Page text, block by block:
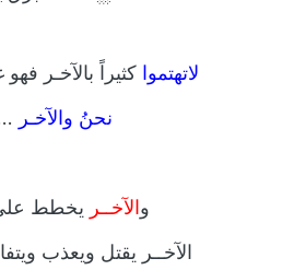
لاتهتمواكثيراً بالآخـر
نحنُ والآخـر !
والآخــر يخطط على
الآخــر يقتل ويعذب